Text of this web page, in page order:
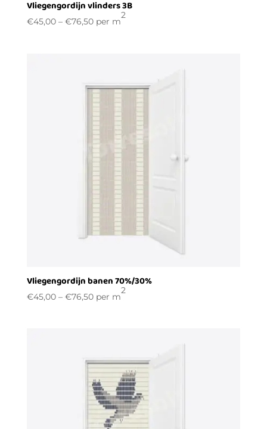
Vliegengordijn vlinders 3B
€45,00– €76,50per m
2
Vliegengordijn banen 70%/30%
€45,00– €76,50per m
2